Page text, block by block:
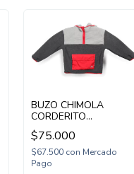
BUZO CHIMOLA
CORDERITO
COMBINADO JASPER
(CH26SW23)
$75.000
$67.500 con Mercado
Pago